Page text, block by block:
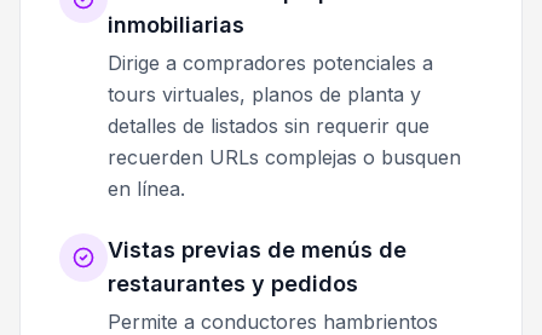
inmobiliarias
Dirige a compradores potenciales a
tours virtuales, planos de planta y
detalles de listados sin requerir que
recuerden URLs complejas o busquen
en línea.
Vistas previas de menús de
restaurantes y pedidos
Permite a conductores hambrientos